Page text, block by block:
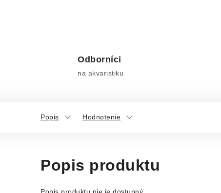
Odborníci
na akvaristiku
Popis Hodnotenie
Popis produktu